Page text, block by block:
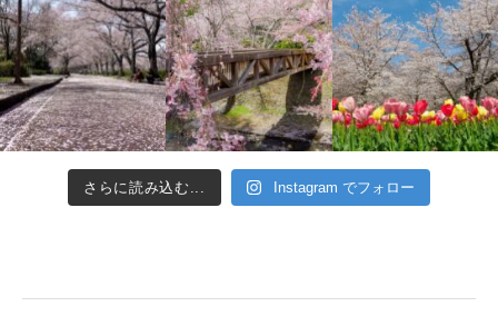
さらに読み込む... Instagram でフォロー